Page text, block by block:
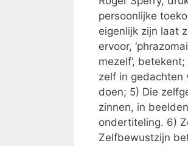
persoonlijke
eigenlijk zijn laat
ervoor,
mezelf’,
zelf in gedachten
doen; 5) Die
zinnen, in
ondertiteling. 6)
Zelfbewustzijn